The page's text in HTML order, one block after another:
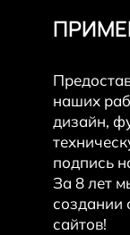
наших
дизайн,
подпись
За 8 лет
создании
сайтов!